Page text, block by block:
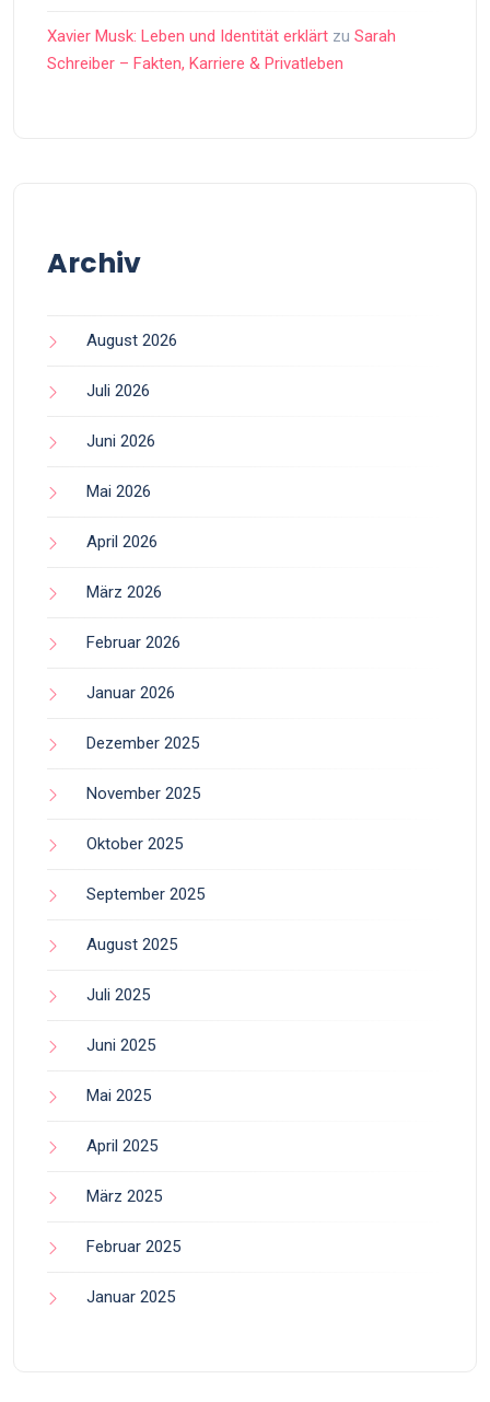
Xavier Musk: Leben und Identität erklärt zu Sarah
Schreiber – Fakten, Karriere & Privatleben
Archiv
August 2026
Juli 2026
Juni 2026
Mai 2026
April 2026
März 2026
Februar 2026
Januar 2026
Dezember 2025
November 2025
Oktober 2025
September 2025
August 2025
Juli 2025
Juni 2025
Mai 2025
April 2025
März 2025
Februar 2025
Januar 2025